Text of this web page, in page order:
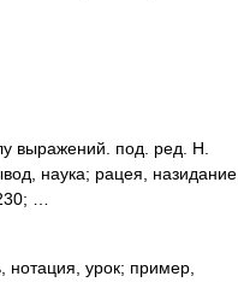
выражений. под. ред. Н.
наука; рацея, назидание,
…
урок; пример,